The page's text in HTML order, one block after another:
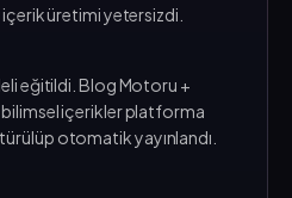
üretimi yetersizdi.
eğitildi. Blog Motoru +
içerikler platforma
otomatik yayınlandı.